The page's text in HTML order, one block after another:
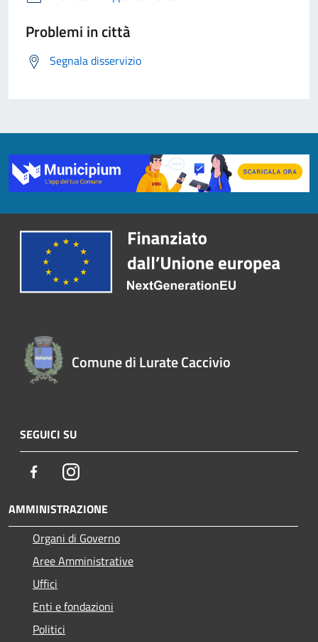
Problemi in città
Segnala disservizio
Comune di Lurate Caccivio
SEGUICI SU
FacebookInstagram
AMMINISTRAZIONE
Organi di Governo
Aree Amministrative
Uffici
Enti e fondazioni
Politici